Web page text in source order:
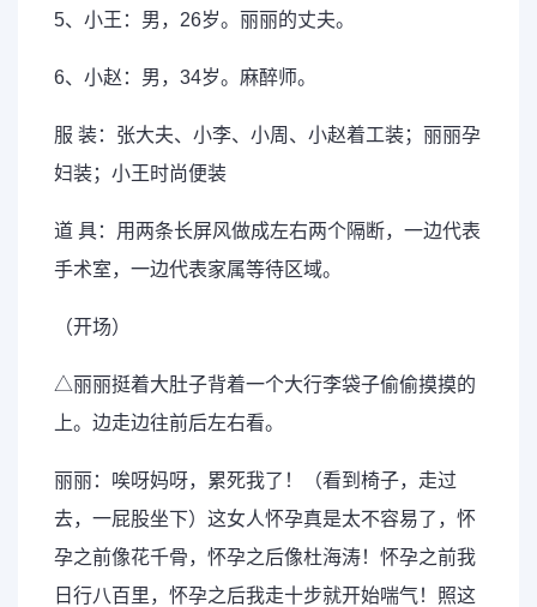
5、小王：男，26岁。丽丽的丈夫。
6、小赵：男，34岁。麻醉师。
服 装：张大夫、小李、小周、小赵着工装；丽丽孕
妇装；小王时尚便装
道 具：用两条长屏风做成左右两个隔断，一边代表
手术室，一边代表家属等待区域。
（开场）
△丽丽挺着大肚子背着一个大行李袋子偷偷摸摸的
上。边走边往前后左右看。
丽丽：唉呀妈呀，累死我了！（看到椅子，走过
去，一屁股坐下）这女人怀孕真是太不容易了，怀
孕之前像花千骨，怀孕之后像杜海涛！怀孕之前我
日行八百里，怀孕之后我走十步就开始喘气！照这